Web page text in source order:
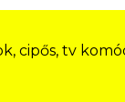
cipős, tv